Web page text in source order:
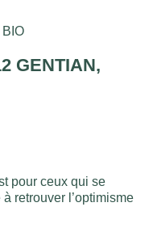
GENTIAN,
pour ceux qui se
retrouver l’optimisme